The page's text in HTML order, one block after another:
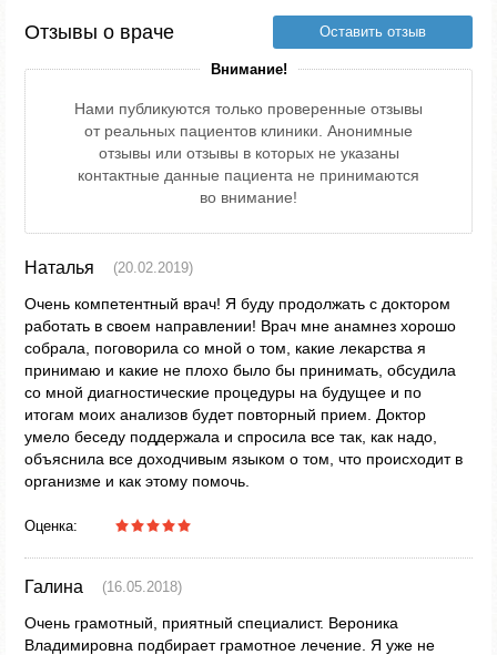
Отзывы о враче Оставить отзыв
Внимание!
Нами публикуются только проверенные отзывы
от реальных пациентов клиники. Анонимные
отзывы или отзывы в которых не указаны
контактные данные пациента не принимаются
во внимание!
Наталья (20.02.2019)
Очень компетентный врач! Я буду продолжать с доктором
работать в своем направлении! Врач мне анамнез хорошо
собрала, поговорила со мной о том, какие лекарства я
принимаю и какие не плохо было бы принимать, обсудила
со мной диагностические процедуры на будущее и по
итогам моих анализов будет повторный прием. Доктор
умело беседу поддержала и спросила все так, как надо,
объяснила все доходчивым языком о том, что происходит в
организме и как этому помочь.
Оценка:
Галина (16.05.2018)
Очень грамотный, приятный специалист. Вероника
Владимировна подбирает грамотное лечение. Я уже не